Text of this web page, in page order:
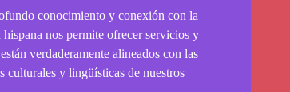
conocimiento y conexión con la
nos permite ofrecer servicios y
verdaderamente alineados con las
culturales y lingüísticas de nuestros